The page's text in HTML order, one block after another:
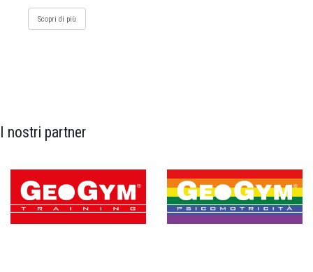
Scopri di più
I nostri partner